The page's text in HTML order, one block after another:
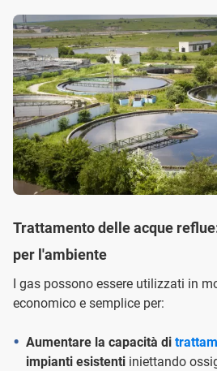
Trattamento delle acque
per l'ambiente
I gas possono essere utilizzati in
economico e semplice per:
Aumentare la capacità di
impianti esistenti iniettando